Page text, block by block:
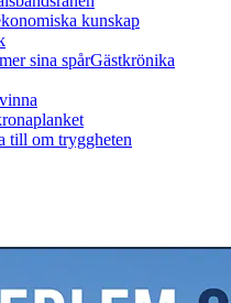
kunskap
sina spårGästkrönika
planket
till om tryggheten